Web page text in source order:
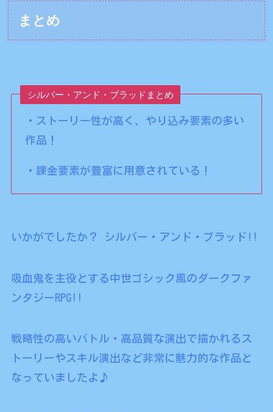
まとめ
シルバー・アンド・ブラッドまとめ
・ストーリー性が高く、やり込み要素の多い
作品！
・課金要素が豊富に用意されている！
いかがでしたか？ シルバー・アンド・ブラッド!!
吸血鬼を主役とする中世ゴシック風のダークファ
ンタジーRPG!!
戦略性の高いバトル・高品質な演出で描かれるス
トーリーやスキル演出など非常に魅力的な作品と
なっていましたよ♪